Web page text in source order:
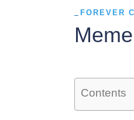
FOREVER
Contents